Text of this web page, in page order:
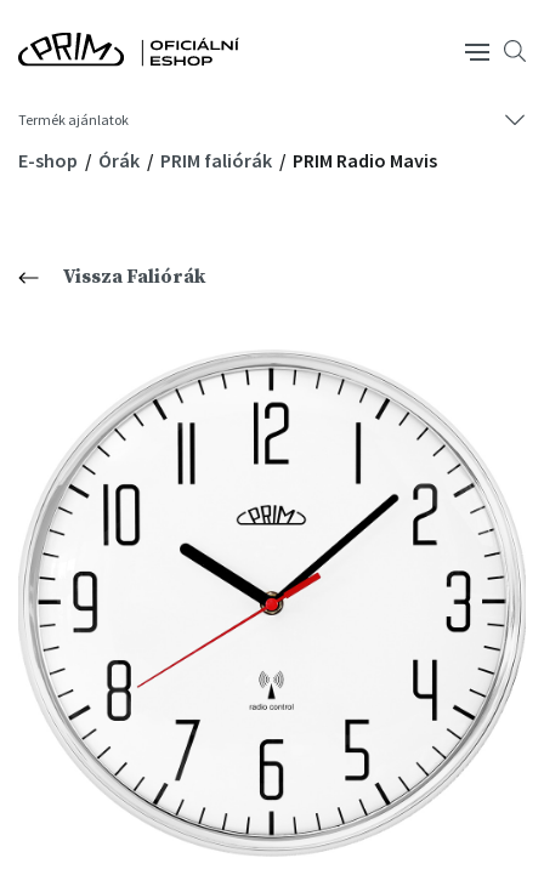
Termék ajánlatok
E-shop Órák PRIM faliórák PRIM Radio Mavis
Vissza Faliórák